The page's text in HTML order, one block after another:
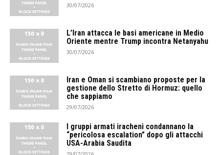
30/07/2026
L’Iran attacca le basi americane in Medio
Oriente mentre Trump incontra Netanyahu
30/07/2026
Iran e Oman si scambiano proposte per la
gestione dello Stretto di Hormuz: quello
che sappiamo
29/07/2026
I gruppi armati iracheni condannano la
“pericolosa escalation” dopo gli attacchi
USA-Arabia Saudita